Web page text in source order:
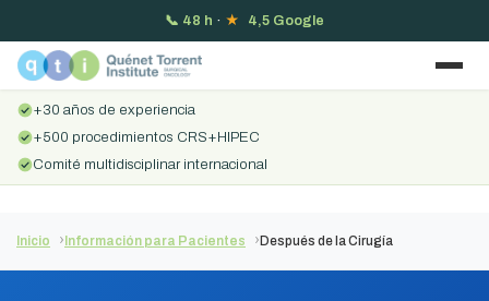
📞 48 h · ★ 4,5 Google
+30 años de experiencia
+500 procedimientos CRS+HIPEC
Comité multidisciplinar internacional
Inicio Información para Pacientes Después de la Cirugía